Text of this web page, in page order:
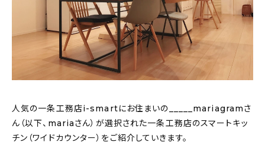
コラム
インテリア
暮らし
人気の一条工務店i-smartにお住まいの_____mariagramさ
ん（以下、mariaさん）が選択された一条工務店のスマートキッ
チン（ワイドカウンター）をご紹介していきます。